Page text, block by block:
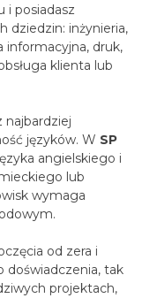
i posiadasz
dziedzin: inżynieria,
informacyjna, druk,
klienta lub
najbardziej
języków. W SP
angielskiego i
lub
wymaga
od zera i
doświadczenia, tak
projektach,